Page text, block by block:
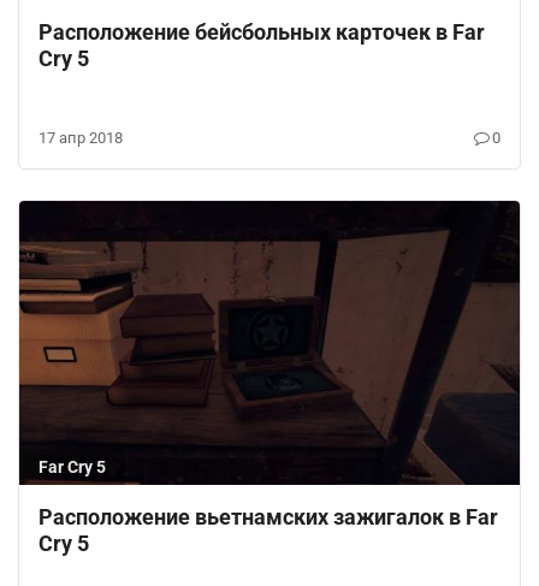
Расположение бейсбольных карточек в Far
Cry 5
17 апр 2018 0
Far Cry 5
Расположение вьетнамских зажигалок в Far
Cry 5